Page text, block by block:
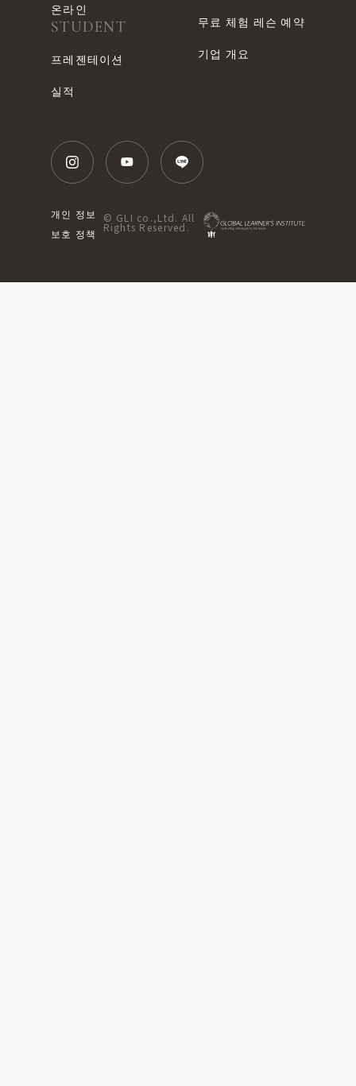
온라인
STUDENT
프레젠테이션
실적
무료 체험 레슨 예약
기업 개요
개인 정보
보호 정책
© GLI co.,Ltd. All
Rights Reserved.